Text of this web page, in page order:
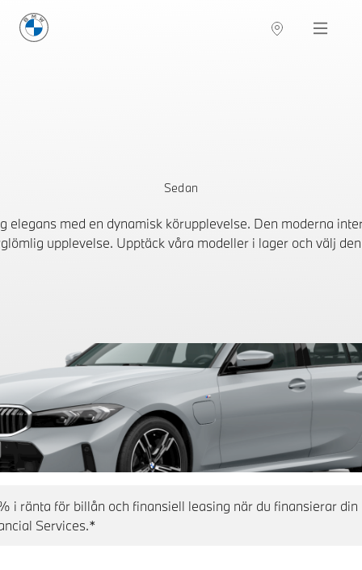
BMW Sverige Navigation
Sedan
elegans med en dynamisk körupplevelse. Den moderna
upplevelse. Upptäck våra modeller i lager och välj
i ränta för billån och finansiell leasing när du finansierar
Services.*